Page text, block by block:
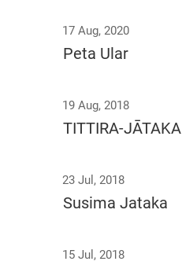
17 Aug, 2020
Peta Ular
19 Aug, 2018
TITTIRA-JĀTAKA
23 Jul, 2018
Susima Jataka
15 Jul, 2018